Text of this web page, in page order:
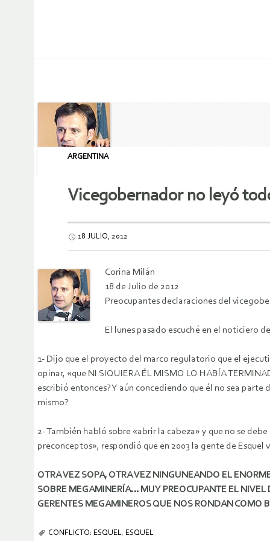
ARGENTINA
Vicegobernador no leyó
18 JULIO, 2012
Corina Milán
18 de Julio de 2012
Preocupantes declaraciones del
El lunes pasado escuché en el noticiero
1- Dijo que el proyecto del marco regulatorio que el
opinar, «que NI SIQUIERA ÉL MISMO LO HABÍA
escribió entonces? Y aún concediendo que él no sea
mismo?
2- También habló sobre «abrir la cabeza» y que no se
preconceptos», respondió que en 2003 la gente de
OTRA VEZ SOPA, OTRA VEZ NINGUNEANDO EL
SOBRE MEGAMINERÍA… MUY PREOCUPANTE EL NIVEL
GERENTES MEGAMINEROS QUE NOS RONDAN COMO
CONFLICTO: ESQUEL, ESQUEL